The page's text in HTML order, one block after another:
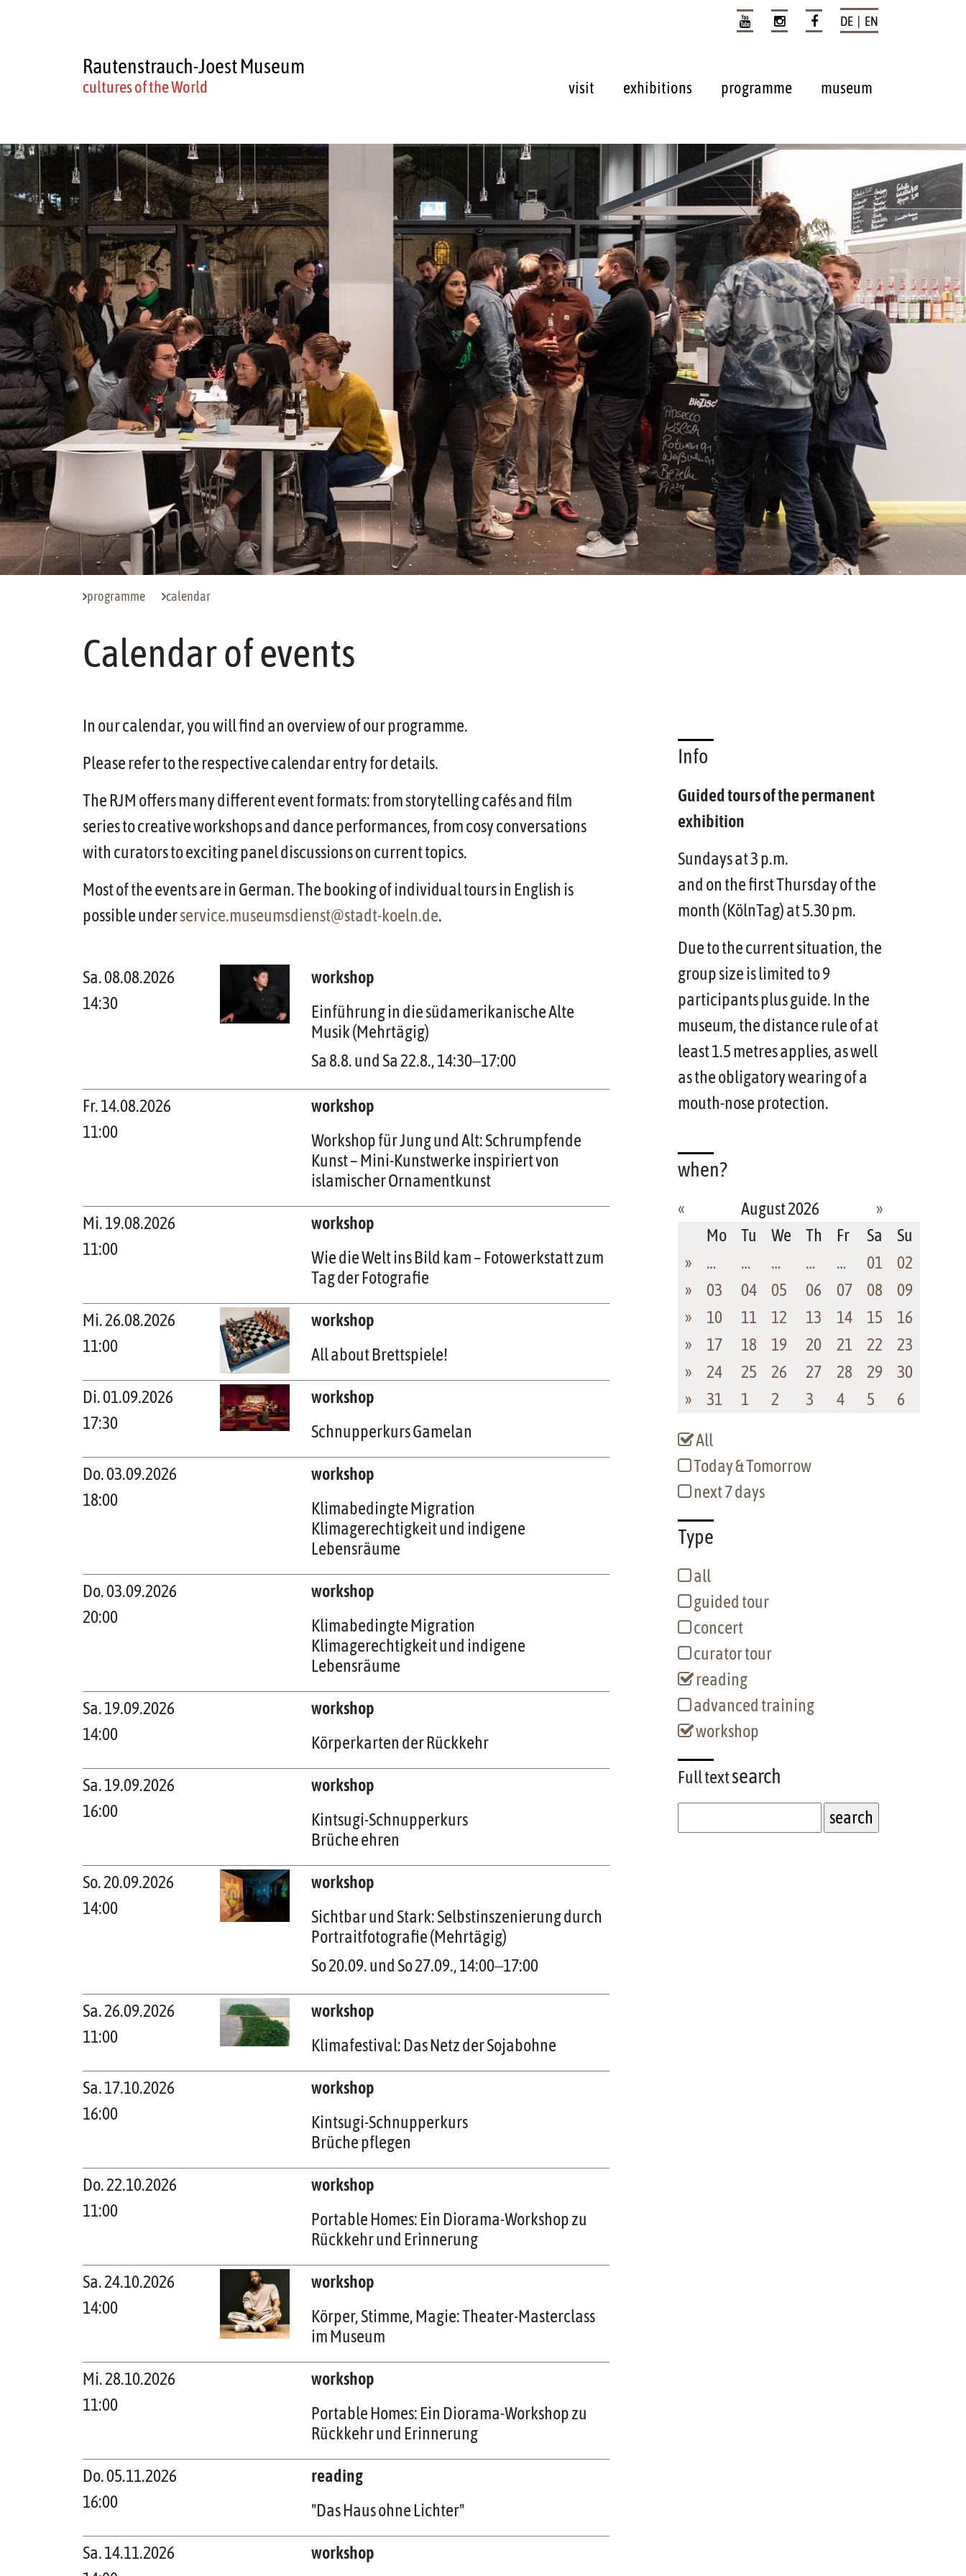
DE | EN
Rautenstrauch-Joest Museum
cultures of the World visit exhibitions programme museum
programme calendar
Calendar of events
In our calendar, you will find an overview of our programme.
Please refer to the respective calendar entry for details.
The RJM offers many different event formats: from storytelling cafés and film
series to creative workshops and dance performances, from cosy conversations
with curators to exciting panel discussions on current topics.
Most of the events are in German. The booking of individual tours in English is
possible underservice.museumsdienst@stadt-koeln.de.
Sa. 08.08.2026
14:30
workshop
Einführung in die südamerikanische Alte
Musik (Mehrtägig)
Sa 8.8. und Sa 22.8., 14:30‒17:00
Fr. 14.08.2026
11:00
workshop
Workshop für Jung und Alt: Schrumpfende
Kunst – Mini-Kunstwerke inspiriert von
islamischer Ornamentkunst
Mi. 19.08.2026
11:00
workshop
Wie die Welt ins Bild kam – Fotowerkstatt zum
Tag der Fotografie
Mi. 26.08.2026
11:00
workshop
All about Brettspiele!
Di. 01.09.2026
17:30
workshop
Schnupperkurs Gamelan
Do. 03.09.2026
18:00
workshop
Klimabedingte Migration
Klimagerechtigkeit und indigene
Lebensräume
Do. 03.09.2026
20:00
workshop
Klimabedingte Migration
Klimagerechtigkeit und indigene
Lebensräume
Sa. 19.09.2026
14:00
workshop
Körperkarten der Rückkehr
Sa. 19.09.2026
16:00
workshop
Kintsugi-Schnupperkurs
Brüche ehren
So. 20.09.2026
14:00
workshop
Sichtbar und Stark: Selbstinszenierung durch
Portraitfotografie (Mehrtägig)
So 20.09. und So 27.09., 14:00‒17:00
Sa. 26.09.2026
11:00
workshop
Klimafestival: Das Netz der Sojabohne
Sa. 17.10.2026
16:00
workshop
Kintsugi-Schnupperkurs
Brüche pflegen
Do. 22.10.2026
11:00
workshop
Portable Homes: Ein Diorama-Workshop zu
Rückkehr und Erinnerung
Sa. 24.10.2026
14:00
workshop
Körper, Stimme, Magie: Theater-Masterclass
im Museum
Mi. 28.10.2026
11:00
workshop
Portable Homes: Ein Diorama-Workshop zu
Rückkehr und Erinnerung
Do. 05.11.2026
16:00
reading
"Das Haus ohne Lichter"
Sa. 14.11.2026
workshop
Info
Guided tours of the permanent
exhibition
Sundays at 3 p.m.
and on the first Thursday of the
month (KölnTag) at 5.30 pm.
Due to the current situation, the
group size is limited to 9
participants plus guide. In the
museum, the distance rule of at
least 1.5 metres applies, as well
as the obligatory wearing of a
mouth-nose protection.
when?
»
«
August 2026
Mo
Tu We Th Fr Sa
Su
»
… … … … … 01
02
»
03 04 05 06 07 08
09
»
10 11 12 13 14 15
16
»
17 18 19 20 21 22
23
»
24 25 26 27 28 29
30
»
31 1 2 3 4 5 6
All
Today & Tomorrow
next 7 days
Type
all
guided tour
concert
curator tour
reading
advanced training
workshop
Full textsearch